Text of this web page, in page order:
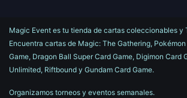
Magic Event es tu tienda de cartas coleccionables y
Encuentra cartas de Magic: The Gathering,
Game, Dragon Ball Super Card Game, Digimon Card
Unlimited, Riftbound y Gundam Card Game.
Organizamos torneos y eventos semanales.